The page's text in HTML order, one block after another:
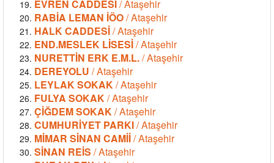
EVREN CADDESİ/ Ataşehir
RABİA LEMAN İÖO/ Ataşehir
HALK CADDESİ/ Ataşehir
END.MESLEK LİSESİ/ Ataşehir
NURETTİN ERK E.M.L./ Ataşehir
DEREYOLU / Ataşehir
LEYLAK SOKAK/ Ataşehir
FULYA SOKAK/ Ataşehir
ÇİĞDEM SOKAK/ Ataşehir
CUMHURİYET PARKI/ Ataşehir
MİMAR SİNAN CAMİİ/ Ataşehir
SİNAN REİS / Ataşehir